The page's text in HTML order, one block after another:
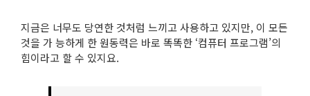
지금은 너무도 당연한 것처럼 느끼고 사용하고 있지만, 이 모든
것을 가 능하게 한 원동력은 바로 똑똑한 ‘컴퓨터 프로그램’의
힘이라고 할 수 있지요.